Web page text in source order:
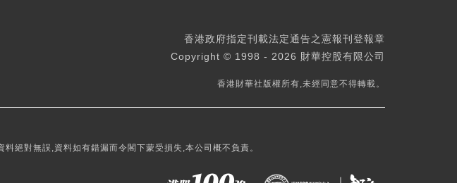
香港政府指定刊載法定通告之憲報刊登報章
Copyright © 1998 - 2026 財華控股有限公司
香港財華社版權所有,未經同意不得轉載。
絕對無誤,資料如有錯漏而令閣下蒙受損失,本公司概不負責。